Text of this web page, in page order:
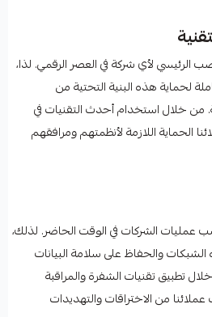
الرئيسي لأي شركة في العصر الرقمي. لذا،
لحماية هذه البنية التحتية من
من خلال استخدام أحدث التقنيات في
الحماية اللازمة لأنظمتهم ومرافقهم
عمليات الشركات في الوقت الحاضر. لذلك،
والحفاظ على سلامة البيانات
تطبيق تقنيات الشفرة والمراقبة
من الاختراقات والتهديدات